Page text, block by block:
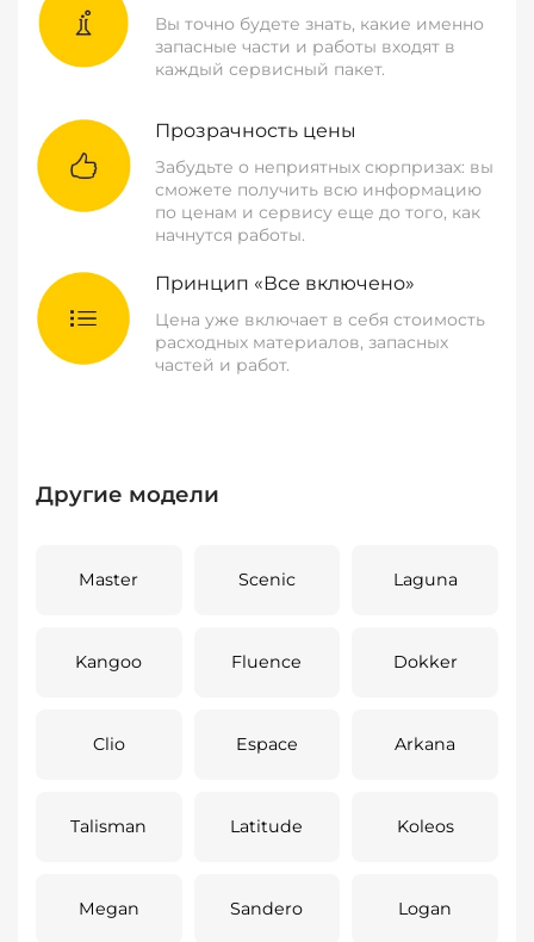
Вы точно будете знать, какие именно
запасные части и работы входят в
каждый сервисный пакет.
Прозрачность цены
Забудьте о неприятных сюрпризах: вы
сможете получить всю информацию
по ценам и сервису еще до того, как
начнутся работы.
Принцип «Все включено»
Цена уже включает в себя стоимость
расходных материалов, запасных
частей и работ.
Другие модели
Master Scenic Laguna
Kangoo Fluence Dokker
Clio Espace Arkana
Talisman Latitude Koleos
Megan Sandero Logan